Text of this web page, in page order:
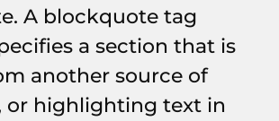
A blockquote tag
a section that is
another source of
or highlighting text in